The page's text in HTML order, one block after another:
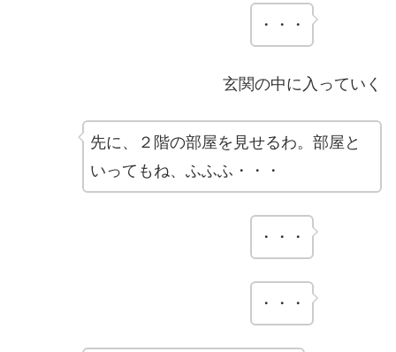
・・・
玄関の中に入っていく
先に、２階の部屋を見せるわ。部屋と
いってもね、ふふふ・・・
・・・
・・・